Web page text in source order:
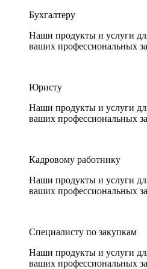
Бухгалтеру
Наши продукты и услуги
ваших профессиональных
Юристу
Наши продукты и услуги
ваших профессиональных
Кадровому работнику
Наши продукты и услуги
ваших профессиональных
Специалисту по закупкам
Наши продукты и услуги
ваших профессиональных